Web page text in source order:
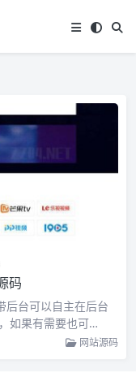
码
后台可以自主在后台
如果有需要也可…
网站源码